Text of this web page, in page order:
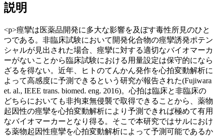
説明
<p>痙攣は医薬品開発に多大な影響を及ぼす毒性所見のひと
つである。非臨床試験において開発化合物の痙攣誘発ポテン
シャルが見出された場合、痙攣に対する適切なバイオマーカ
ーがないことから臨床試験における用量設定は保守的になら
ざるを得ない。近年、ヒトのてんかん発作を心拍変動解析に
よって高感度に予測できるという研究が報告された(Fujiwara
et. al., IEEE trans. biomed. eng. 2016)。心拍は臨床と非臨床の
どちらにおいても非拘束無侵襲で取得できることから、薬物
起因性の痙攣を心拍変動解析により予測できれば極めて有用
なバイオマーカーとなり得る。そこで本研究ではサルにおけ
る薬物起因性痙攣を心拍変動解析によって予測可能であるか